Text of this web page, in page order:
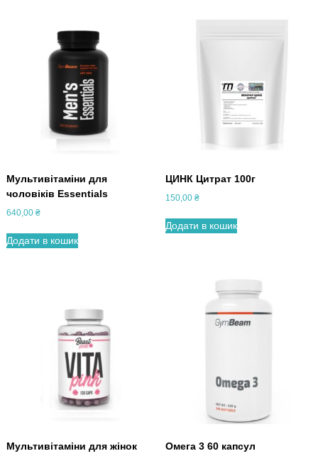
Мультивітаміни для
чоловіків Essentials
640,00 ₴
Додати в кошик
ЦИНК Цитрат 100г
150,00 ₴
Додати в кошик
Мультивітаміни для жінок
Омега 3 60 капсул